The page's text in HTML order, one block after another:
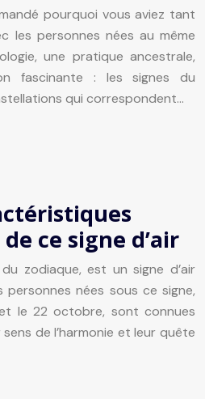
pourquoi vous aviez tant
les personnes nées au même
une pratique ancestrale,
fascinante : les signes du
qui correspondent…
ce signe d’air
zodiaque, est un signe d’air
personnes nées sous ce signe,
le 22 octobre, sont connues
de l’harmonie et leur quête